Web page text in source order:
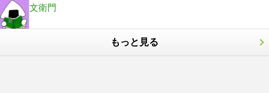
文衛門
もっと見る